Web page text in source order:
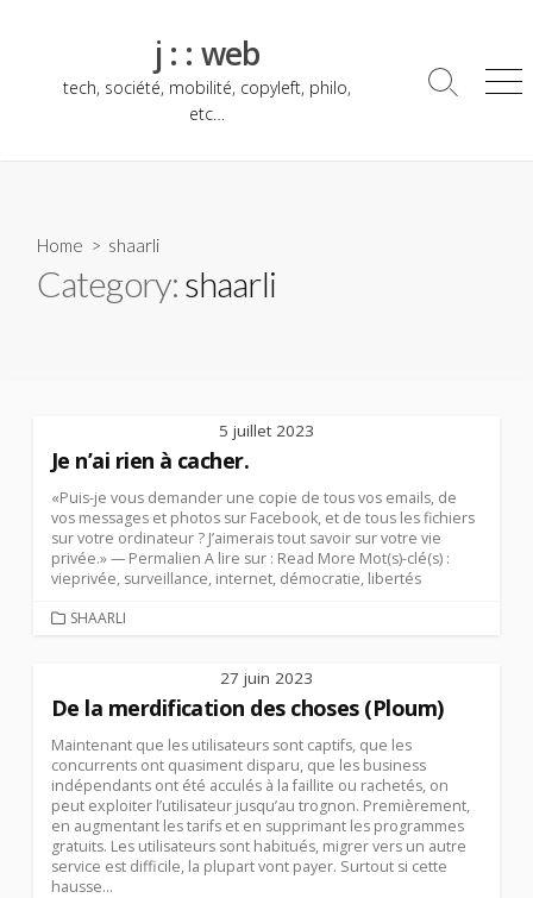
j : : web
tech, société, mobilité, copyleft, philo,
etc…
Search
Home > shaarli
Category:shaarli
5 juillet 2023
Je n’ai rien à cacher.
«Puis-je vous demander une copie de tous vos emails, de
vos messages et photos sur Facebook, et de tous les fichiers
sur votre ordinateur ? J’aimerais tout savoir sur votre vie
privée.» — Permalien A lire sur : Read More Mot(s)-clé(s) :
vieprivée, surveillance, internet, démocratie, libertés
CATEGORIES
SHAARLI
27 juin 2023
De la merdification des choses (Ploum)
Maintenant que les utilisateurs sont captifs, que les
concurrents ont quasiment disparu, que les business
indépendants ont été acculés à la faillite ou rachetés, on
peut exploiter l’utilisateur jusqu’au trognon. Premièrement,
en augmentant les tarifs et en supprimant les programmes
gratuits. Les utilisateurs sont habitués, migrer vers un autre
service est difficile, la plupart vont payer. Surtout si cette
hausse...